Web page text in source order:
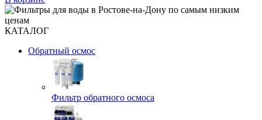
КАТАЛОГ
Обратный осмос
Фильтр обратного осмоса